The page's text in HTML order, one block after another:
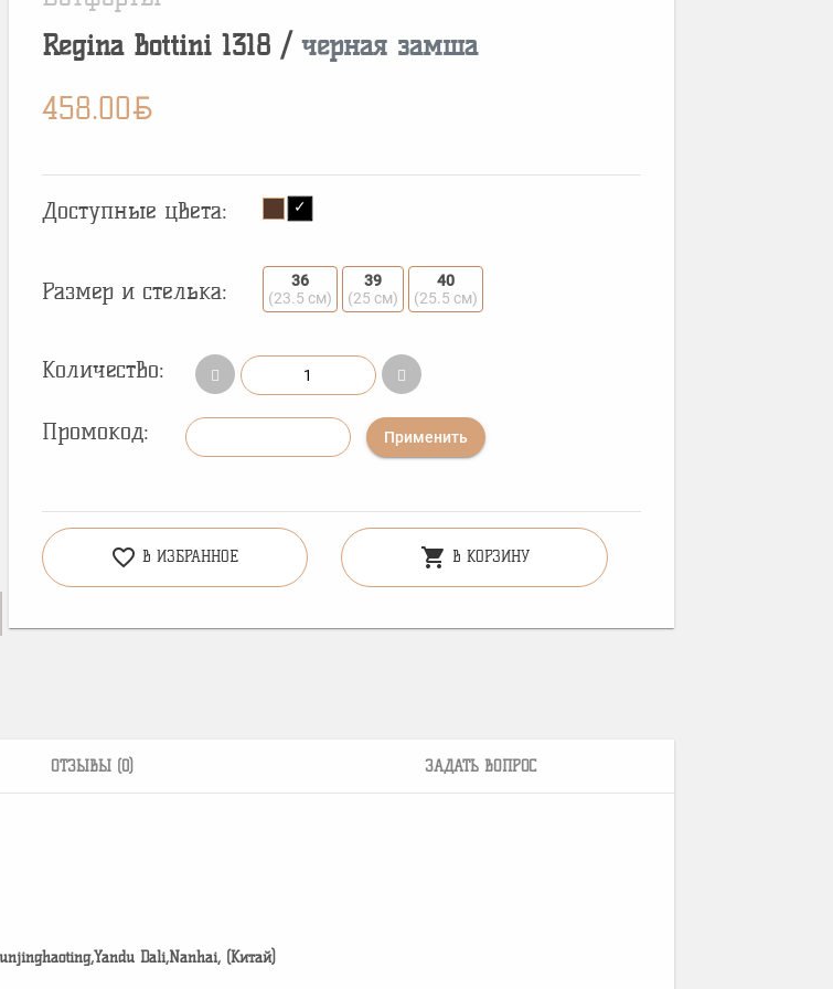
Regina Bottini 1318/ черная замша
458.00BYN
Доступные цвета:
Размер и стелька:
36
(23.5 см)
39
(25 см)
40
(25.5 см)
Количество:
Промокод: Применить
favorite_border В ИЗБРАННОЕ shopping_cart В КОРЗИНУ
ОТЗЫВЫ (0) ЗАДАТЬ ВОПРОС
Dali,Nanhai, (Китай)